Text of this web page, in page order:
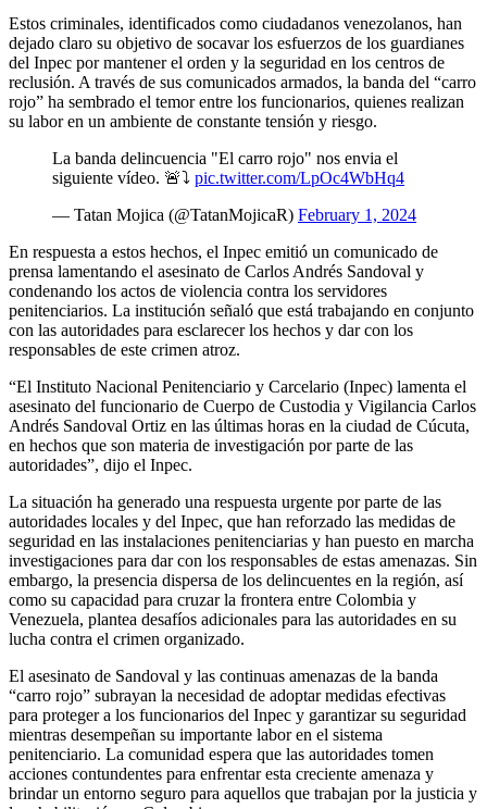
Estos criminales, identificados como ciudadanos venezolanos, han
dejado claro su objetivo de socavar los esfuerzos de los guardianes
del Inpec por mantener el orden y la seguridad en los centros de
reclusión. A través de sus comunicados armados, la banda del “carro
rojo” ha sembrado el temor entre los funcionarios, quienes realizan
su labor en un ambiente de constante tensión y riesgo.
La banda delincuencia "El carro rojo" nos envia el
siguiente vídeo. 🚨⤵️ pic.twitter.com/LpOc4WbHq4
— Tatan Mojica (@TatanMojicaR) February 1, 2024
En respuesta a estos hechos, el Inpec emitió un comunicado de
prensa lamentando el asesinato de Carlos Andrés Sandoval y
condenando los actos de violencia contra los servidores
penitenciarios. La institución señaló que está trabajando en conjunto
con las autoridades para esclarecer los hechos y dar con los
responsables de este crimen atroz.
“El Instituto Nacional Penitenciario y Carcelario (Inpec) lamenta el
asesinato del funcionario de Cuerpo de Custodia y Vigilancia Carlos
Andrés Sandoval Ortiz en las últimas horas en la ciudad de Cúcuta,
en hechos que son materia de investigación por parte de las
autoridades”, dijo el Inpec.
La situación ha generado una respuesta urgente por parte de las
autoridades locales y del Inpec, que han reforzado las medidas de
seguridad en las instalaciones penitenciarias y han puesto en marcha
investigaciones para dar con los responsables de estas amenazas. Sin
embargo, la presencia dispersa de los delincuentes en la región, así
como su capacidad para cruzar la frontera entre Colombia y
Venezuela, plantea desafíos adicionales para las autoridades en su
lucha contra el crimen organizado.
El asesinato de Sandoval y las continuas amenazas de la banda
“carro rojo” subrayan la necesidad de adoptar medidas efectivas
para proteger a los funcionarios del Inpec y garantizar su seguridad
mientras desempeñan su importante labor en el sistema
penitenciario. La comunidad espera que las autoridades tomen
acciones contundentes para enfrentar esta creciente amenaza y
brindar un entorno seguro para aquellos que trabajan por la justicia y